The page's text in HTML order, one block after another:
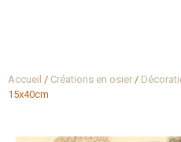
Accueil / Créations en osier /
15x40cm